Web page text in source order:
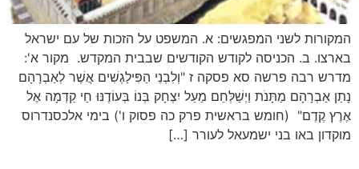
המקורות לשני המפגשים: א. המשפט על הזכות של עם ישראל
בארצו. ב. הכניסה לקודש הקודשים שבבית המקדש. מקור א':
מדרש רבה פרשה סא פסקה ז "וְלִבְנֵי הַפִּילַגְשִׁים אֲשֶׁר לְאַבְרָהָם
נָתַן אַבְרָהָם מַתָּנֹת וַיְשַׁלְּחֵם מֵעַל יִצְחָק בְּנוֹ בְּעוֹדֶנּוּ חַי קֵדְמָה אֶל
אֶרֶץ קֶדֶם" (חומש בראשית פרק כה פסוק ו') בימי אלכסנדרוס
מוקדון באו בני ישמעאל לעורר […]